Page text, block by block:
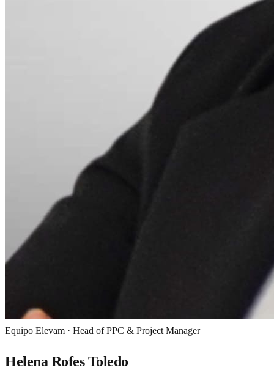
Equipo Elevam · Head of PPC & Project Manager
Helena Rofes Toledo